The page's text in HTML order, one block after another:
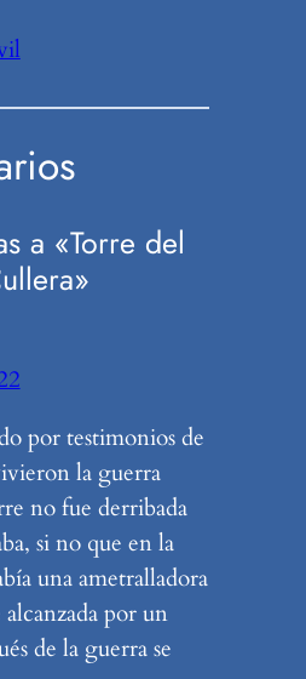
a «Torre del
por testimonios de
la guerra
no fue derribada
si no que en la
una ametralladora
por un
de la guerra se